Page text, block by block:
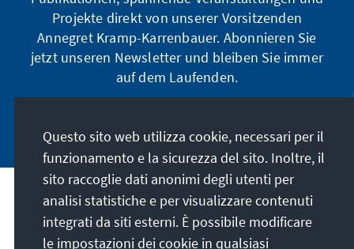
Projekte direkt von unserer Vorsitzenden
Annegret Kramp-Karrenbauer. Abonnieren Sie
jetzt unseren Newsletter und bleiben Sie immer
auf dem Laufenden.
La nostra missione
Questo sito web utilizza cookie, necessari per il
funzionamento e la sicurezza del sito. Inoltre, il
sito raccoglie dati anonimi degli utenti per
analisi statistiche e per visualizzare contenuti
integrati da siti esterni. È possibile modificare
le impostazioni dei cookie in qualsiasi